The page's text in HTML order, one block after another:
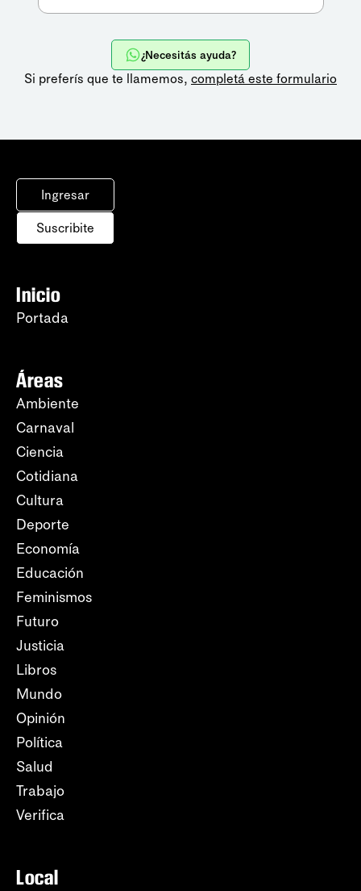
¿Necesitás ayuda?
Si preferís que te llamemos, completá este formulario
Ingresar
Suscribite
Inicio
Portada
Áreas
Ambiente
Carnaval
Ciencia
Cotidiana
Cultura
Deporte
Economía
Educación
Feminismos
Futuro
Justicia
Libros
Mundo
Opinión
Política
Salud
Trabajo
Verifica
Local